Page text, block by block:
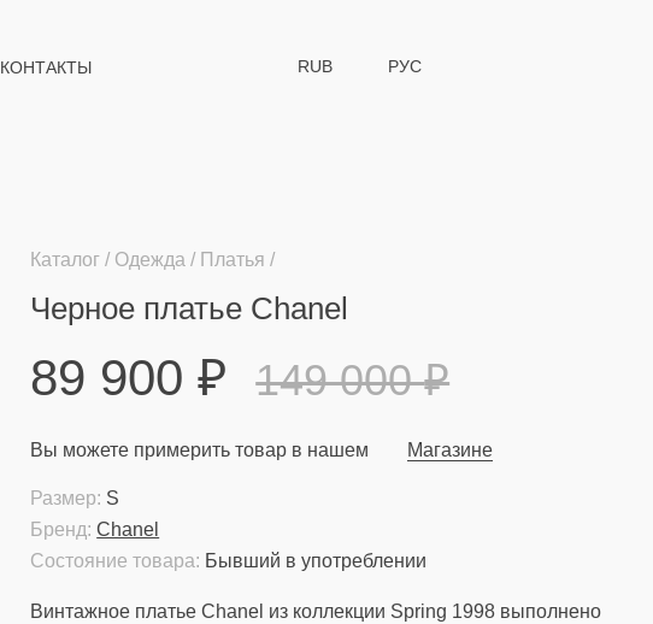
КОНТАКТЫ RUB РУС
Каталог Одежда Платья
Черное платье Chanel
89 900₽ 149 000₽
Вы можете примерить товар в нашем Магазине
Состояние товара: Бывший в употреблении
Бренд: Chanel
Размер: S
Винтажное платье Chanel из коллекции Spring 1998 выполнено